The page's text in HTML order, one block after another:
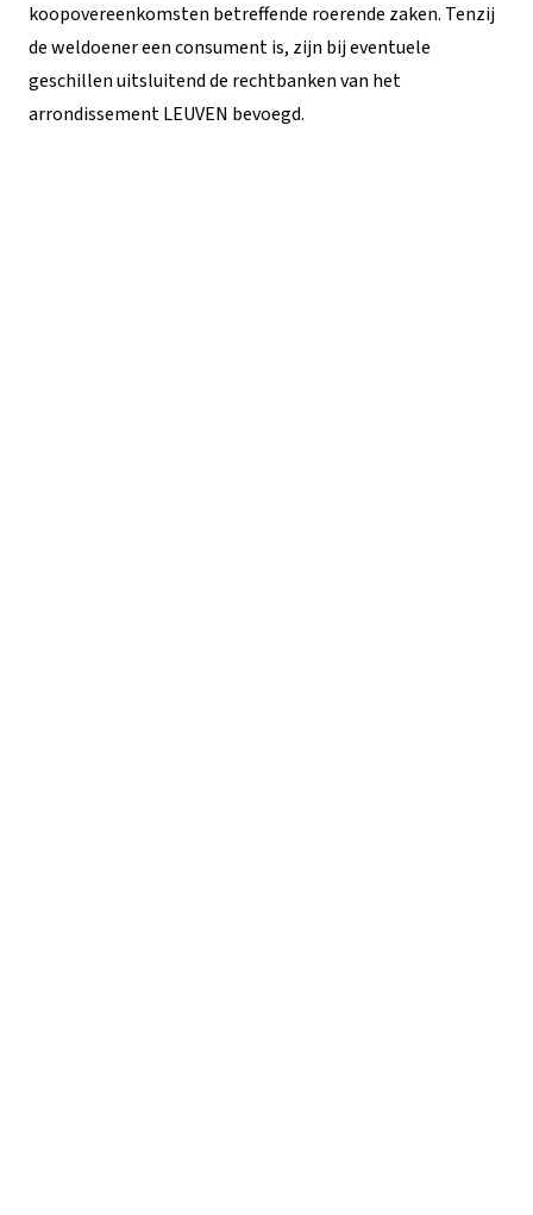
koopovereenkomsten betreffende roerende zaken. Tenzij
de weldoener een consument is, zijn bij eventuele
geschillen uitsluitend de rechtbanken van het
arrondissement LEUVEN bevoegd.